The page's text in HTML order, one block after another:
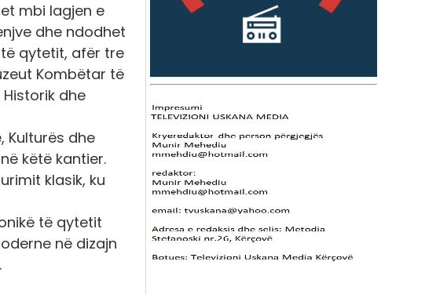
mbi lagjen e
dhe ndodhet
qytetit, afër tre
Kombëtar të
Historik dhe
Kulturës dhe
këtë kantier.
klasik, ku
të qytetit
në dizajn